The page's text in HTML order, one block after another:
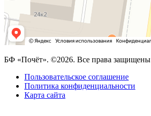
БФ «Почёт». ©2026. Все права защищены
Пользовательское соглашение
Политика конфиденциальности
Карта сайта